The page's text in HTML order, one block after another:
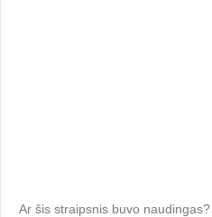
Ar šis straipsnis buvo naudingas?